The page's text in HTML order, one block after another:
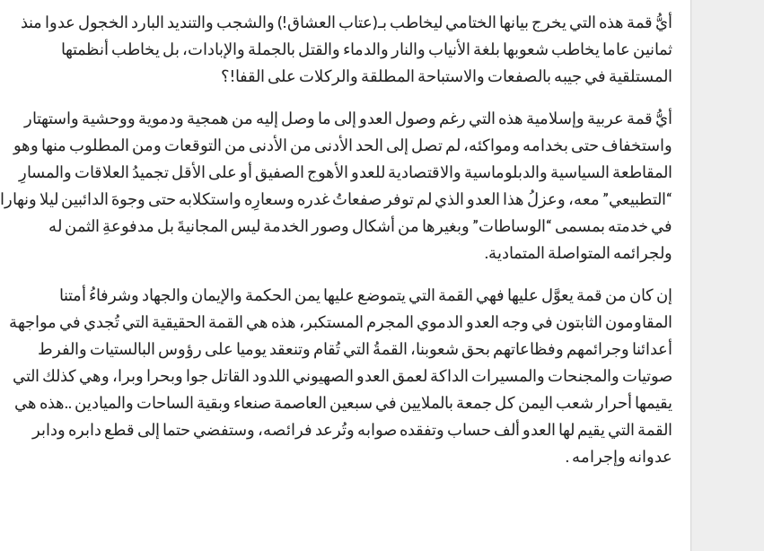
أيُّ قمة هذه التي يخرج بيانها الختامي ليخاطب بـ(عتاب العشاق!) والشجب والتنديد البارد الخجول عدوا منذ
ثمانين عاما يخاطب شعوبها بلغة الأنياب والنار والدماء والقتل بالجملة والإبادات، بل يخاطب أنظمتها
المستلقية في جيبه بالصفعات والاستباحة المطلقة والركلات على القفا!؟
أيُّ قمة عربية وإسلامية هذه التي رغم وصول العدو إلى ما وصل إليه من همجية ودموية ووحشية واستهتار
واستخفاف حتى بخدامه ومواكئه، لم تصل إلى الحد الأدنى من الأدنى من التوقعات ومن المطلوب منها وهو
المقاطعة السياسية والدبلوماسية والاقتصادية للعدو الأهوج الصفيق أو على الأقل تجميدُ العلاقات والمسارِ
“التطبيعي” معه، وعزلُ هذا العدو الذي لم توفر صفعاتُ غدره وسعارِه واستكلابه حتى وجوهَ الدائبين ليلا ونهارا
في خدمته بمسمى “الوساطات” وبغيرها من أشكال وصور الخدمة ليس المجانيةَ بل مدفوعةِ الثمن له
ولجرائمه المتواصلة المتمادية.
إن كان من قمة يعوَّل عليها فهي القمة التي يتموضع عليها يمن الحكمة والإيمان والجهاد وشرفاءُ أمتنا
المقاومون الثابتون في وجه العدو الدموي المجرم المستكبر، هذه هي القمة الحقيقية التي تُجدي في مواجهة
أعدائنا وجرائمهم وفظاعاتهم بحق شعوبنا، القمةُ التي تُقام وتنعقد يوميا على رؤوس البالستيات والفرط
صوتيات والمجنحات والمسيرات الداكة لعمق العدو الصهيوني اللدود القاتل جوا وبحرا وبرا، وهي كذلك التي
يقيمها أحرار شعب اليمن كل جمعة بالملايين في سبعين العاصمة صنعاء وبقية الساحات والميادين ..هذه هي
القمة التي يقيم لها العدو ألف حساب وتفقده صوابه وتُرعد فرائصه، وستفضي حتما إلى قطع دابره ودابر
عدوانه وإجرامه .